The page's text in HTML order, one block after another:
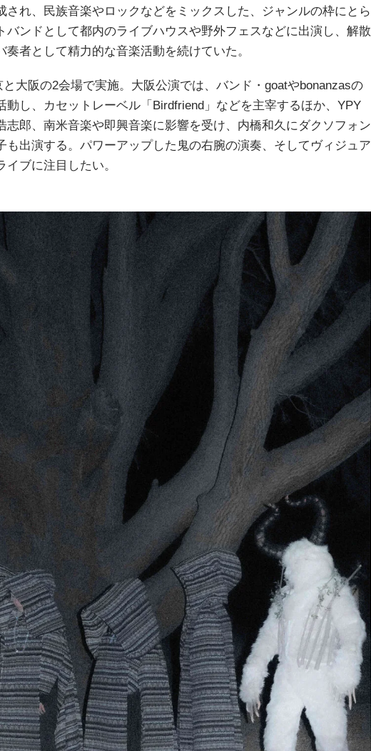
れ、民族音楽やロックなどをミックスした、ジャンルの枠にとら
ンドとして都内のライブハウスや野外フェスなどに出演し、解散
者として精力的な音楽活動を続けていた。
大阪の2会場で実施。大阪公演では、バンド・goatやbonanzasの
し、カセットレーベル「Birdfriend」などを主宰するほか、YPY
郎、南米音楽や即興音楽に影響を受け、内橋和久にダクソフォン
も出演する。パワーアップした鬼の右腕の演奏、そしてヴィジュア
ブに注目したい。